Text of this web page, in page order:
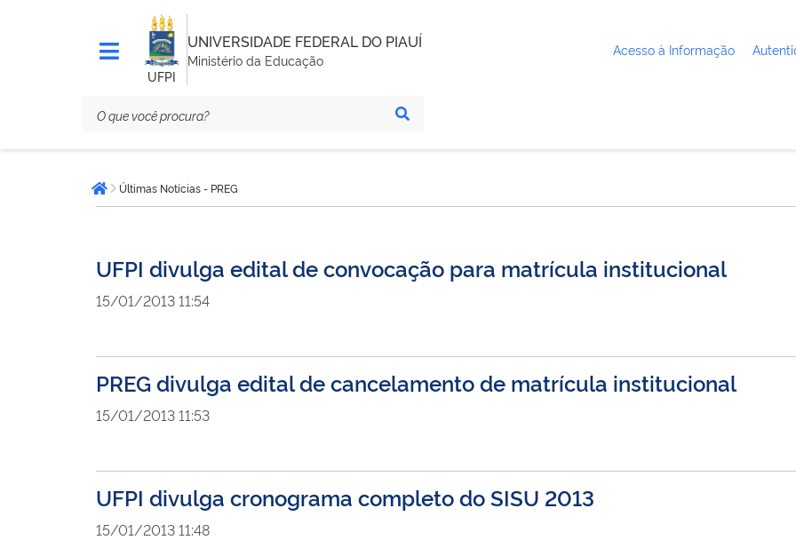
UFPI
UNIVERSIDADE FEDERAL DO PIAUÍ
Ministério da Educação
Acesso à Informação
está
aqui:Página inicial
Últimas Notícias - PREG
UFPI divulga edital de convocação para matrícula institucional
15/01/2013 11:54
PREG divulga edital de cancelamento de matrícula institucional
15/01/2013 11:53
UFPI divulga cronograma completo do SISU 2013
15/01/2013 11:48